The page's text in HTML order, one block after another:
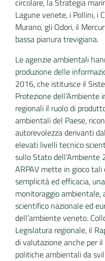
circolare, la Strategia
Lagune venete, i Pollini, i
Murano, gli Odori, il
bassa pianura trevigiana.
Le agenzie ambientali
produzione delle
2016, che istituisce il
Protezione
regionali il ruolo di
ambientali del Paese,
autorevolezza derivanti
elevati livelli tecnico
sullo Stato
ARPAV mette in gioco tali
semplicità ed efficacia,
monitoraggio ambientale,
scientifico nazionale ed
dell’ambiente veneto.
Legislatura regionale, il
di valutazione anche per
politiche ambientali da